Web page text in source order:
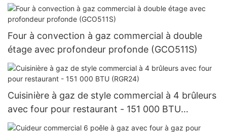
Four à convection à gaz commercial à double
étage avec profondeur profonde (GCO511S)
Cuisinière à gaz de style commercial à 4 brûleurs
avec four pour restaurant - 151 000 BTU
(RGR24)